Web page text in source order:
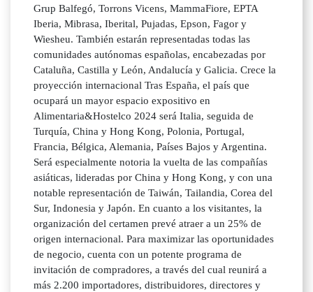
Grup Balfegó, Torrons Vicens, MammaFiore, EPTA
Iberia, Mibrasa, Iberital, Pujadas, Epson, Fagor y
Wiesheu. También estarán representadas todas las
comunidades autónomas españolas, encabezadas por
Cataluña, Castilla y León, Andalucía y Galicia. Crece la
proyección internacional Tras España, el país que
ocupará un mayor espacio expositivo en
Alimentaria&Hostelco 2024 será Italia, seguida de
Turquía, China y Hong Kong, Polonia, Portugal,
Francia, Bélgica, Alemania, Países Bajos y Argentina.
Será especialmente notoria la vuelta de las compañías
asiáticas, lideradas por China y Hong Kong, y con una
notable representación de Taiwán, Tailandia, Corea del
Sur, Indonesia y Japón. En cuanto a los visitantes, la
organización del certamen prevé atraer a un 25% de
origen internacional. Para maximizar las oportunidades
de negocio, cuenta con un potente programa de
invitación de compradores, a través del cual reunirá a
más 2.200 importadores, distribuidores, directores y